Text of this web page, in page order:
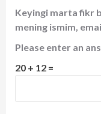
Keyingi marta fikr
mening ismim,
Please enter an
20 + 12 =